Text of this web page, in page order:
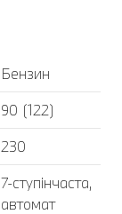
Бензин
90 (122)
230
7-ступінчаста,
автомат